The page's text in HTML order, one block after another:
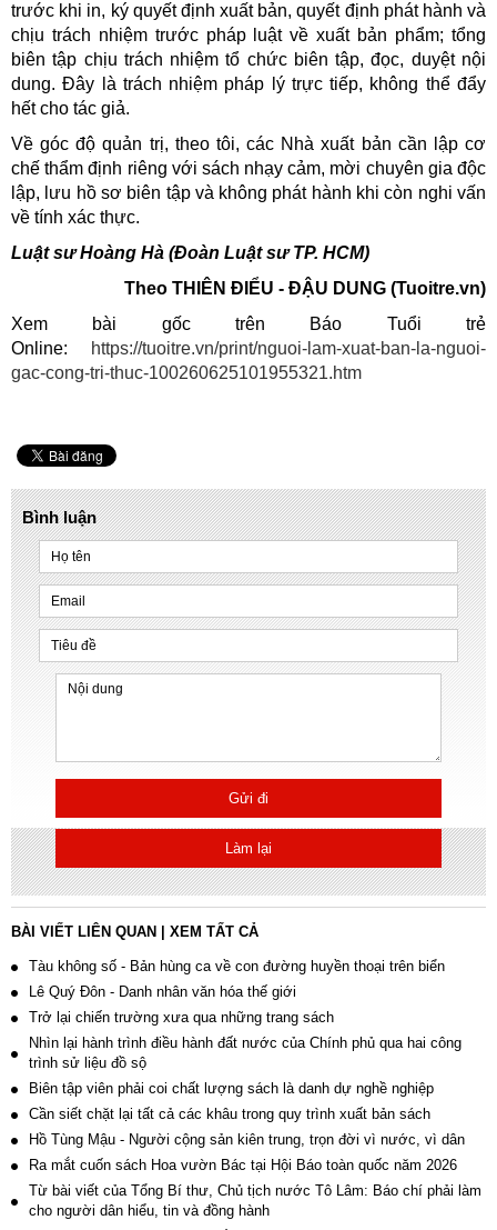
trước khi in, ký quyết định xuất bản, quyết định phát hành và
chịu trách nhiệm trước pháp luật về xuất bản phẩm; tổng
biên tập chịu trách nhiệm tổ chức biên tập, đọc, duyệt nội
dung. Đây là trách nhiệm pháp lý trực tiếp, không thể đẩy
hết cho tác giả.
Về góc độ quản trị, theo tôi, các Nhà xuất bản cần lập cơ
chế thẩm định riêng với sách nhạy cảm, mời chuyên gia độc
lập, lưu hồ sơ biên tập và không phát hành khi còn nghi vấn
về tính xác thực.
Luật sư Hoàng Hà (Đoàn Luật sư TP. HCM)
Theo THIÊN ĐIỂU - ĐẬU DUNG (Tuoitre.vn)
Xem bài gốc trên Báo Tuổi trẻ
Online:
https://tuoitre.vn/print/nguoi-lam-xuat-ban-la-nguoi-
gac-cong-tri-thuc-100260625101955321.htm
Bình luận
Gửi đi
Làm lại
BÀI VIẾT LIÊN QUAN XEM TẤT CẢ
Tàu không số - Bản hùng ca về con đường huyền thoại trên biển
Lê Quý Đôn - Danh nhân văn hóa thế giới
Trở lại chiến trường xưa qua những trang sách
Nhìn lại hành trình điều hành đất nước của Chính phủ qua hai công
trình sử liệu đồ sộ
Biên tập viên phải coi chất lượng sách là danh dự nghề nghiệp
Cần siết chặt lại tất cả các khâu trong quy trình xuất bản sách
Hồ Tùng Mậu - Người cộng sản kiên trung, trọn đời vì nước, vì dân
Ra mắt cuốn sách Hoa vườn Bác tại Hội Báo toàn quốc năm 2026
Từ bài viết của Tổng Bí thư, Chủ tịch nước Tô Lâm: Báo chí phải làm
cho người dân hiểu, tin và đồng hành